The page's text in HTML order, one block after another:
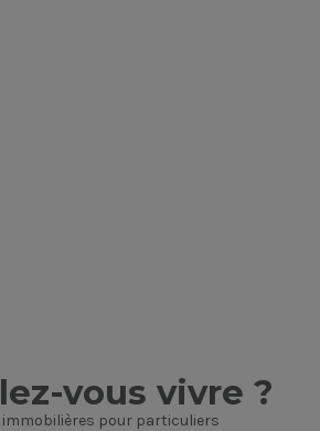
vous vivre ?
pour particuliers